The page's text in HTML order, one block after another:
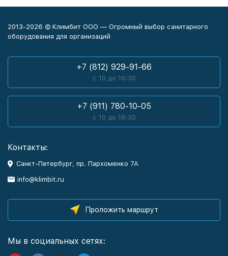
2013-2026 © Климбит ООО — Огромный выбор санитарного
оборудования для организаций
+7 (812) 929-91-66
с 10 до 16:30
+7 (911) 780-10-05
с 10 до 16:30
Контакты:
Санкт-Петербург, пр. Пархоменко 7А
info@klimbit.ru
Проложить маршрут
Мы в социальных сетях: